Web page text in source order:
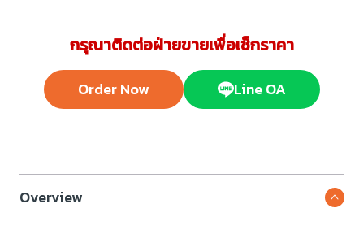
กรุณาติดต่อฝ่ายขายเพื่อเช็กราคา
Order Now Line OA
Overview